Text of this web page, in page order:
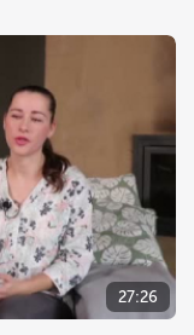
27:26